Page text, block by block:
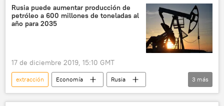
petróleo
crudo noticias
Rusia puede aumentar producción de
petróleo a 600 millones de toneladas al
año para 2035
17 de diciembre 2019, 15:10 GMT
extracción Economía
Rusia
Internacional
petróleo noticias
3 más